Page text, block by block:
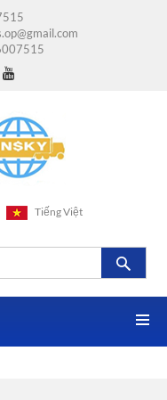
Tiếng Việt